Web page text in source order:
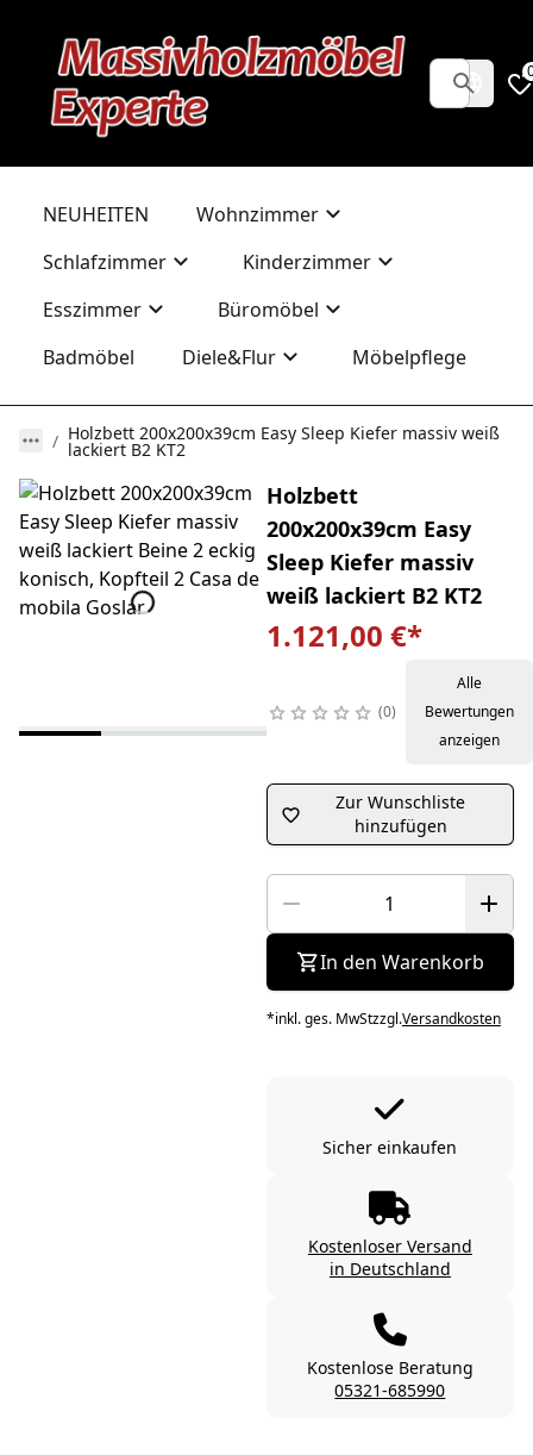
NEUHEITEN
Wohnzimmer
Schlafzimmer
Kinderzimmer
Esszimmer
Büromöbel
Badmöbel
Diele&Flur Möbelpflege
Holzbett 200x200x39cm Easy Sleep Kiefer massiv weiß
lackiert B2 KT2
Holzbett
200x200x39cm Easy
Sleep Kiefer massiv
weiß lackiert B2 KT2
1.121,00 €*
0
Alle
Bewertungen
anzeigen
Zur Wunschliste
hinzufügen
In den Warenkorb
*inkl. ges. MwStzzgl.Versandkosten
Sicher einkaufen
Kostenloser Versand
in Deutschland
Kostenlose Beratung
05321-685990